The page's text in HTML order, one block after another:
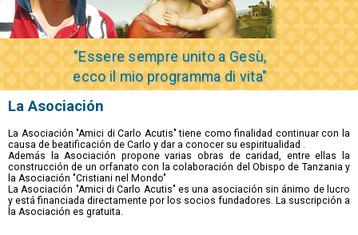
"Essere sempre unito a Gesù,
ecco il mio programma di vita"
La Asociación
La Asociación "Amici di Carlo Acutis" tiene como finalidad continuar con la
causa de beatificación de Carlo y dar a conocer su espiritualidad .
Además la Asociación propone varias obras de caridad, entre ellas la
construcción de un orfanato con la colaboración del Obispo de Tanzania y
la Asociación "Cristiani nel Mondo"
La Asociación "Amici di Carlo Acutis" es una asociación sin ánimo de lucro
y está financiada directamente por los socios fundadores. La suscripción a
la Asociación es gratuita.